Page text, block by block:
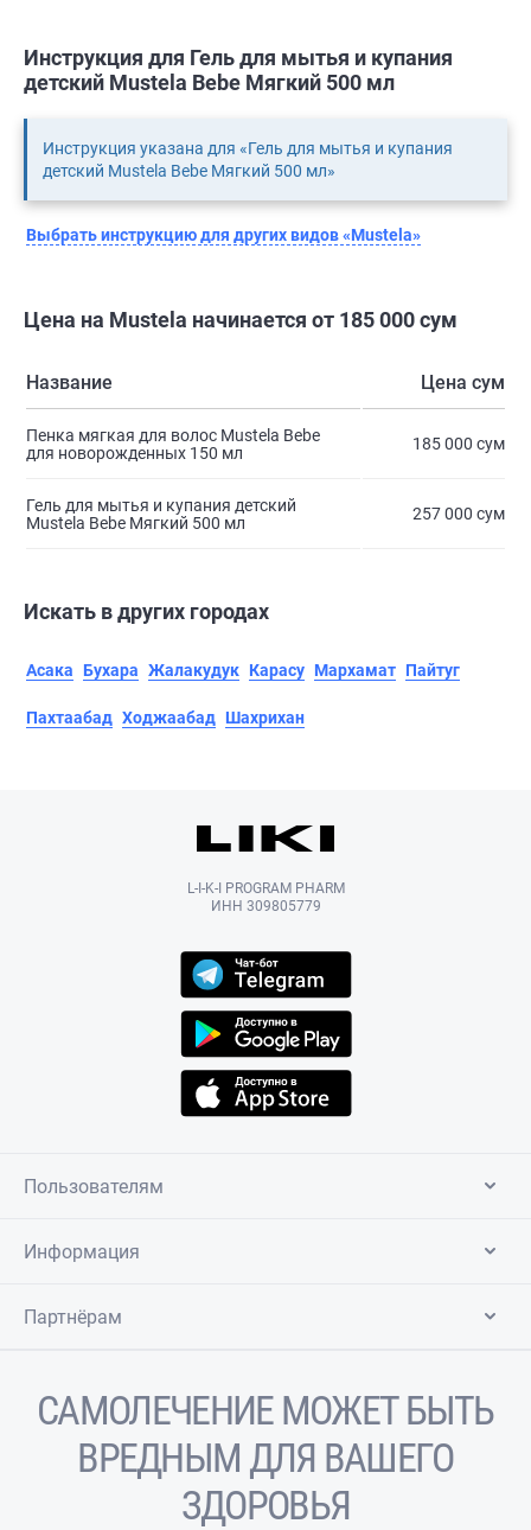
Инструкция для Гель для мытья и купания
детский Mustela Bebe Мягкий 500 мл
Инструкция указана для «Гель для мытья и купания
детский Mustela Bebe Мягкий 500 мл»
Выбрать инструкцию для других видов «Mustela»
Цена на Mustela начинается от 185 000 сум
Название Цена сум
Пенка мягкая для волос Mustela Bebe
для новорожденных 150 мл
185 000 сум
Гель для мытья и купания детский
Mustela Bebe Мягкий 500 мл
257 000 сум
Искать в других городах
Асака Бухара Жалакудук Карасу Мархамат Пайтуг
Пахтаабад Ходжаабад Шахрихан
L-I-K-I PROGRAM PHARM
ИНН 309805779
Пользователям
Информация
Партнёрам
САМОЛЕЧЕНИЕ МОЖЕТ БЫТЬ
ВРЕДНЫМ ДЛЯ ВАШЕГО
ЗДОРОВЬЯ